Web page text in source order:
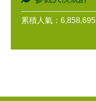
累積人氣：6,858,695